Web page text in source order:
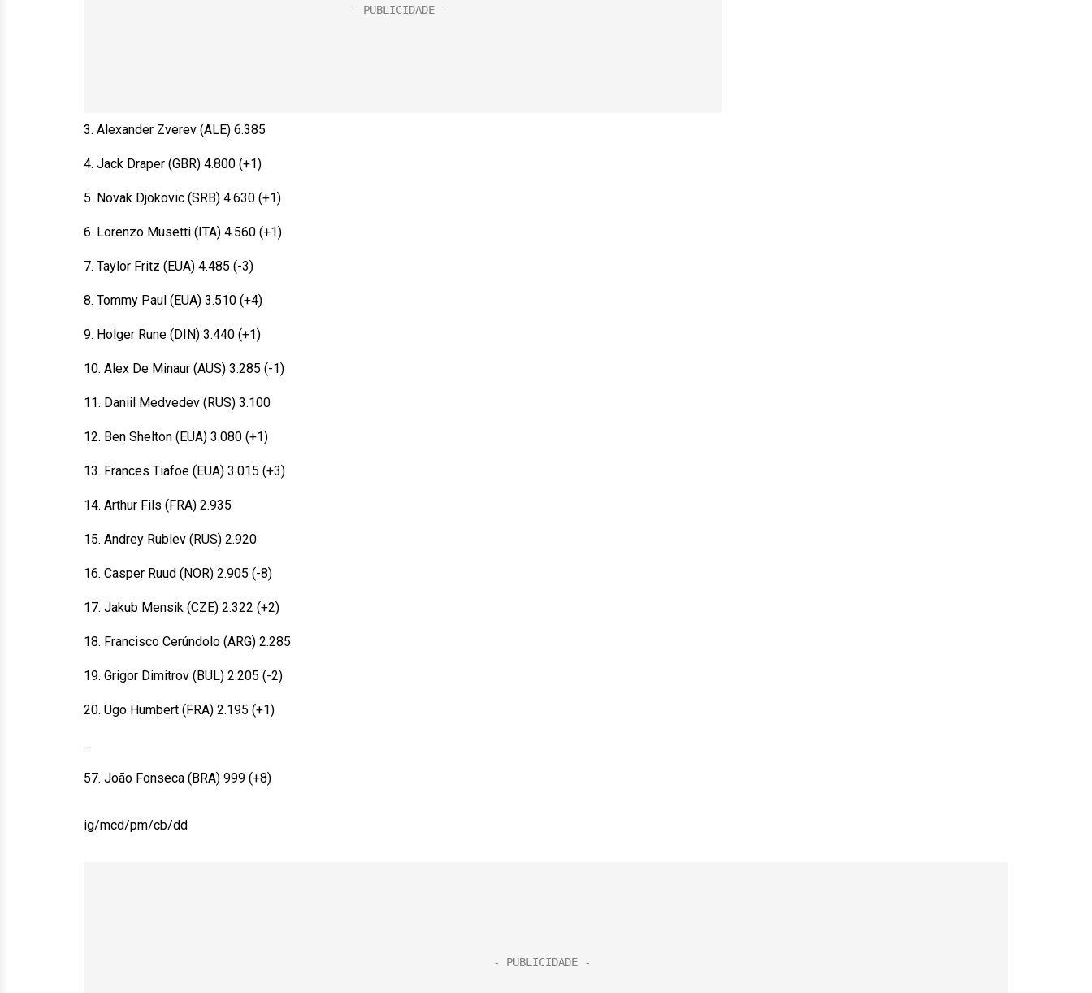
3. Alexander Zverev (ALE) 6.385
4. Jack Draper (GBR) 4.800 (+1)
5. Novak Djokovic (SRB) 4.630 (+1)
6. Lorenzo Musetti (ITA) 4.560 (+1)
7. Taylor Fritz (EUA) 4.485 (-3)
8. Tommy Paul (EUA) 3.510 (+4)
9. Holger Rune (DIN) 3.440 (+1)
10. Alex De Minaur (AUS) 3.285 (-1)
11. Daniil Medvedev (RUS) 3.100
12. Ben Shelton (EUA) 3.080 (+1)
13. Frances Tiafoe (EUA) 3.015 (+3)
14. Arthur Fils (FRA) 2.935
15. Andrey Rublev (RUS) 2.920
16. Casper Ruud (NOR) 2.905 (-8)
17. Jakub Mensik (CZE) 2.322 (+2)
18. Francisco Cerúndolo (ARG) 2.285
19. Grigor Dimitrov (BUL) 2.205 (-2)
20. Ugo Humbert (FRA) 2.195 (+1)
…
57. João Fonseca (BRA) 999 (+8)
ig/mcd/pm/cb/dd